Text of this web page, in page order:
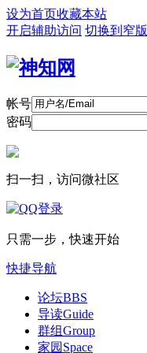
设为首页收藏本站
开启辅助访问 切换到窄版
帐号
密码
扫一扫，访问微社区
只需一步，快速开始
快捷导航
论坛BBS
导读Guide
群组Group
家园 Space